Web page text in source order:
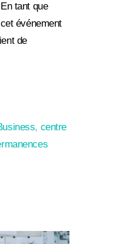
tant que
événement
de
, centre